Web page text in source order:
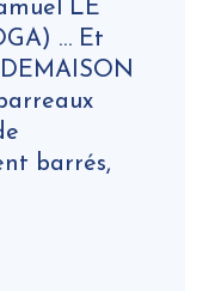
LE
… Et
barrés,